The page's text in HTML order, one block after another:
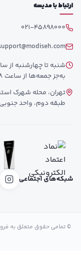
ارتباط با مدیسه
021-45898000
به‌جز جمعه‌ها از ساعت 8 الی 16
طبقه دوم، واحد جنوبی —
شبکه‌های اجتماعی
© تمامی حقوق متعلق به